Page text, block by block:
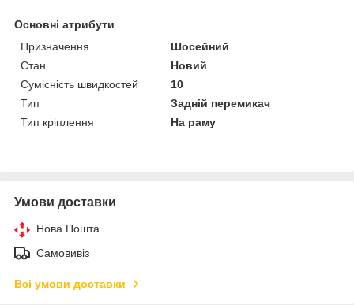
Основні атрибути
Призначення
Шосейний
Стан
Новий
Сумісність швидкостей
10
Тип
Задній перемикач
Тип кріплення
На раму
Умови доставки
Нова Пошта
Самовивіз
Всі умови доставки